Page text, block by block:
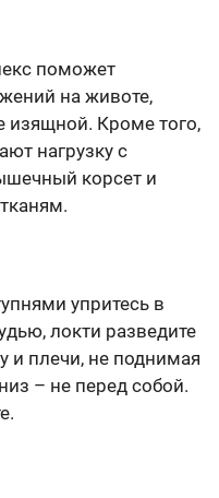
поможет
на животе,
изящной. Кроме того,
нагрузку с
корсет и
упритесь в
локти разведите
и плечи, не поднимая
– не перед собой.